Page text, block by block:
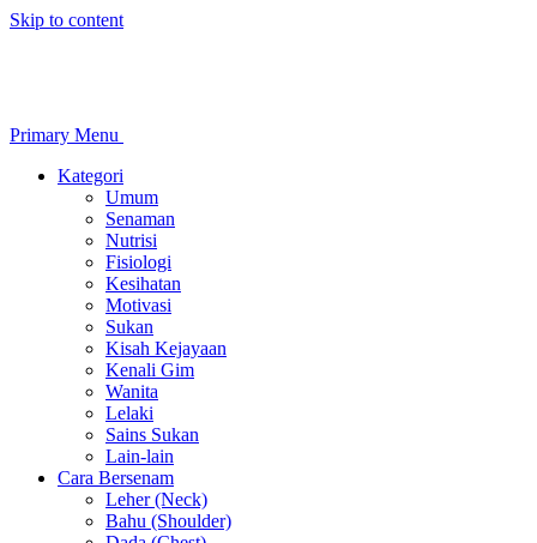
Skip to content
Primary Menu
Kategori
Umum
Senaman
Nutrisi
Fisiologi
Kesihatan
Motivasi
Sukan
Kisah Kejayaan
Kenali Gim
Wanita
Lelaki
Sains Sukan
Lain-lain
Cara Bersenam
Leher (Neck)
Bahu (Shoulder)